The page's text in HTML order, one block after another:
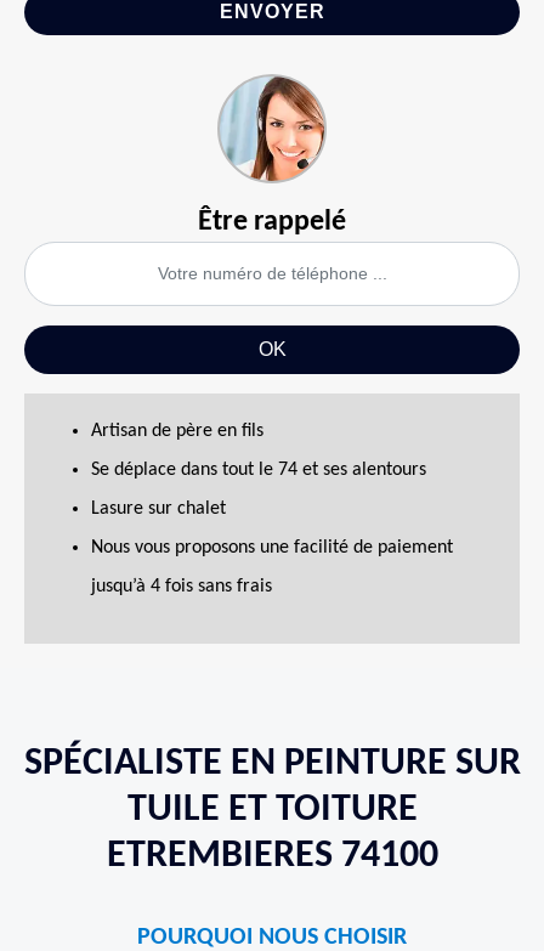
Être rappelé
Artisan de père en fils
Se déplace dans tout le 74 et ses alentours
Lasure sur chalet
Nous vous proposons une facilité de paiement
jusqu’à 4 fois sans frais
SPÉCIALISTE EN PEINTURE SUR
TUILE ET TOITURE
ETREMBIERES 74100
POURQUOI NOUS CHOISIR